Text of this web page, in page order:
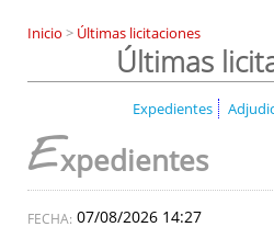
Inicio > Últimas licitaciones
Últimas
Expedientes
Expedientes
07/08/2026 14:27